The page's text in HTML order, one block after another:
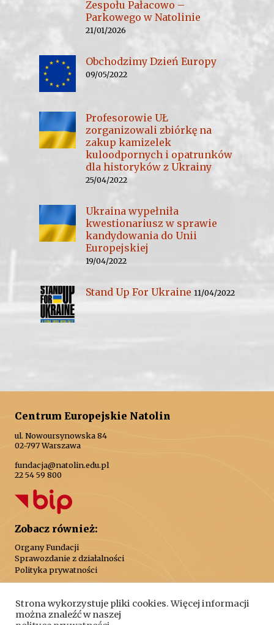
Zespołu Pałacowo –
Parkowego w Natolinie
21/01/2026
Obchodzimy Dzień Europy
09/05/2022
Profesorowie UŁ
zorganizowali zbiórkę na
zakup kamizelek
kuloodpornych i opatrunków
dla historyków z Ukrainy
25/04/2022
Ukraina wypełniła
kwestionariusz w sprawie
kandydowania do Unii
Europejskiej
19/04/2022
Stand Up For Ukraine 11/04/2022
Centrum Europejskie Natolin
ul. Nowoursynowska 84
02-797 Warszawa
fundacja@natolin.edu.pl
22 54 59 800
Zobacz również:
Organy Fundacji
Sprawozdanie z działalności
Polityka prywatności
Strona wykorzystuje pliki cookies. Więcej informacji
można znaleźć w naszej